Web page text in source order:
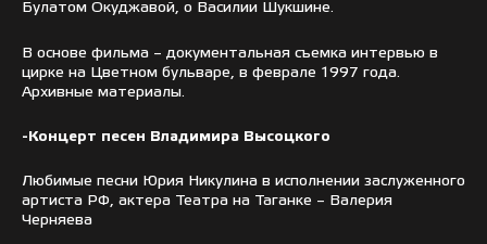
Булатом Окуджавой, о Василии Шукшине.
В основе фильма – документальная съемка интервью в
цирке на Цветном бульваре, в феврале 1997 года.
Архивные материалы.
-Концерт песен Владимира Высоцкого
Любимые песни Юрия Никулина в исполнении заслуженного
артиста РФ, актера Театра на Таганке – Валерия
Черняева